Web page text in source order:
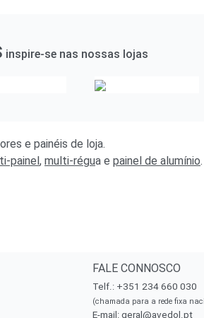
inspire-se nas nossas lojas
e painéis de loja.
painel , multi-régua e painel de alumínio.
FALE CONNOSCO
Telf.: +351 234 660 030
(chamada para a rede fixa
E-mail: geral@avedol.pt